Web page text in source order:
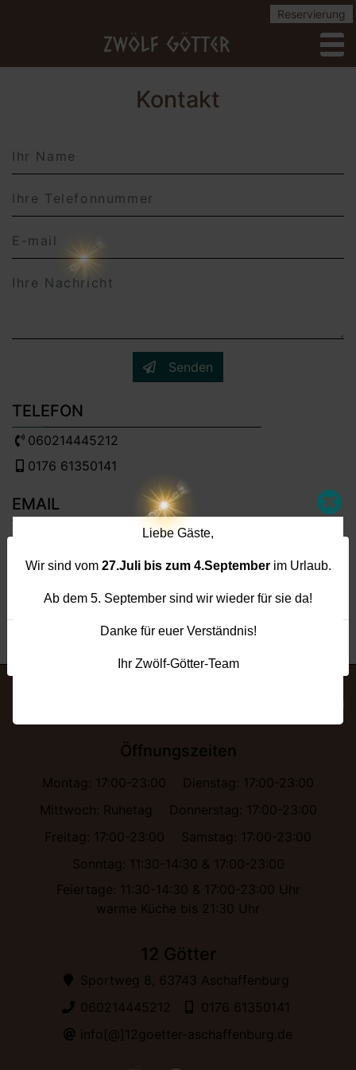
Reservierung
Kontakt
Senden
TELEFON
060214445212
0176 61350141
EMAIL
info[@]12goetter-aschaffenburg.de
ADRESSE
Sportweg 8, 63743 Aschaffenburg
facebook
instagram
trip advisor
Datenschutzerklärung
Öffnungszeiten
Montag: 17:00-23:00
Dienstag: 17:00-23:00
Mittwoch: Ruhetag
Donnerstag: 17:00-23:00
Freitag: 17:00-23:00
Samstag: 17:00-23:00
Sonntag: 11:30-14:30 & 17:00-23:00
Feiertage: 11:30-14:30 & 17:00-23:00 Uhr
warme Küche bis 21:30 Uhr
12 Götter
Sportweg 8, 63743 Aschaffenburg
060214445212
0176 61350141
info[@]12goetter-aschaffenburg.de
Um Ihnen ein besseres Nutzererlebnis zu bieten,
Website stimmen Sie unserer Verwendung zu.
Liebe Gäste,
Wir sind vom 27.Juli bis zum 4.Septemberim Urlaub.
Ab dem 5. September sind wir wieder für sie da!
Danke für euer Verständnis!
Ihr Zwölf-Götter-Team